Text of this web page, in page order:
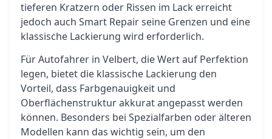
tieferen Kratzern oder Rissen im Lack erreicht
jedoch auch Smart Repair seine Grenzen und eine
klassische Lackierung wird erforderlich.
Für Autofahrer in Velbert, die Wert auf Perfektion
legen, bietet die klassische Lackierung den
Vorteil, dass Farbgenauigkeit und
Oberflächenstruktur akkurat angepasst werden
können. Besonders bei Spezialfarben oder älteren
Modellen kann das wichtig sein, um den